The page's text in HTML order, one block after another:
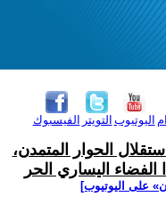
الفيسبوك التويتر اليوتيوب
الحوار المتمدن،
اليساري الحر
على اليوتيوب]